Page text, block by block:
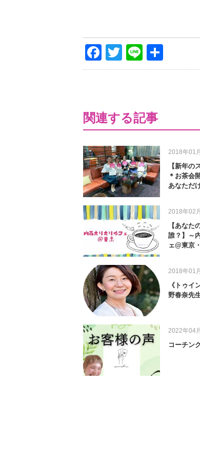
Facebook
Twitter
Line
有
関連する記事
2018年01
【新年の
＊お茶会
あなただ
2018年02
【あなた
誰？】～
ェ@東京
2018年01
《トゥイ
野春奈先
2022年04
コーチン